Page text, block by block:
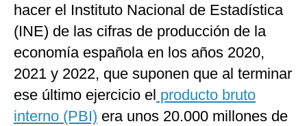
hacer el Instituto Nacional de Estadística
(INE) de las cifras de producción de la
economía española en los años 2020,
2021 y 2022, que suponen que al terminar
ese último ejercicio el producto bruto
interno (PBI) era unos 20.000 millones de